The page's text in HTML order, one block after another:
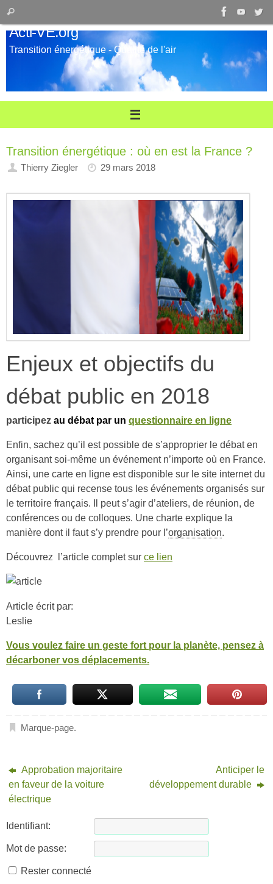
Passer
au
contenu
pour
:
Rechercher
Acti-VE.org
Transition énergétique - Qualité de l'air
Transition énergétique : où en est la France ?
Thierry Ziegler 29 mars 2018
Enjeux et objectifs du
débat public en 2018
participez au débat par un questionnaire en ligne
Enfin, sachez qu’il est possible de s’approprier le débat en
organisant soi-même un événement n’importe où en France.
Ainsi, une carte en ligne est disponible sur le site internet du
débat public qui recense tous les événements organisés sur
le territoire français. Il peut s’agir d’ateliers, de réunion, de
conférences ou de colloques. Une charte explique la
manière dont il faut s’y prendre pour l’organisation.
Découvrez l’article complet sur ce lien
Article écrit par:
Leslie
Vous voulez faire un geste fort pour la planète, pensez à
décarboner vos déplacements.
Marque-page.
Approbation majoritaire
en faveur de la voiture
électrique
Anticiper le
développement durable
Identifiant:
Mot de passe:
Rester connecté